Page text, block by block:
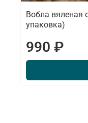
Вобла вяленая
упаковка)
990 ₽